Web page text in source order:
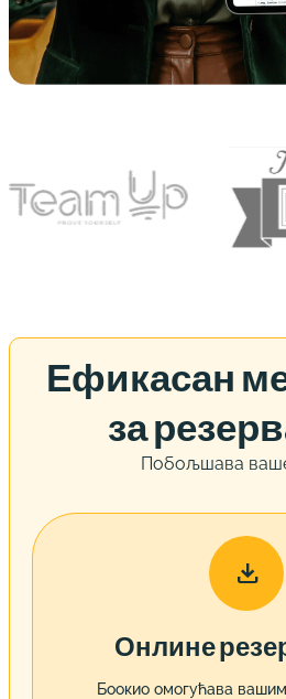
Ефикасан
за
Побољшава

Онлине
Боокио омогућава